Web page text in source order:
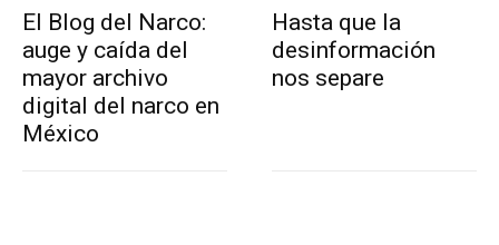
El Blog del Narco:
auge y caída del
mayor archivo
digital del narco en
México
Hasta que la
desinformación
nos separe